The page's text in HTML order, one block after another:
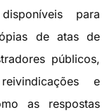
para
de atas de
públicos,
e
as respostas